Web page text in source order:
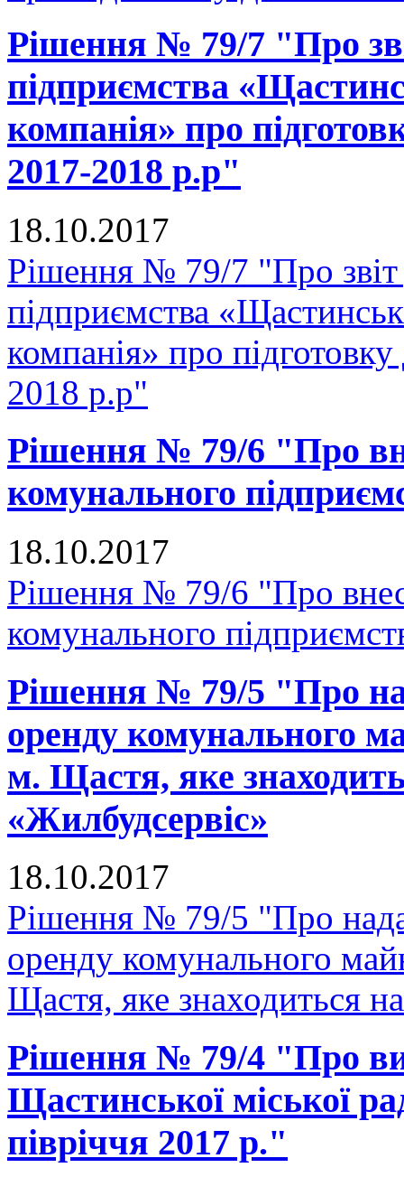
Рішення № 79/7 "Про
підприємства
компанія» про
2017-2018 р.р"
18.10.2017
Рішення № 79/7 "Про звіт
підприємства
компанія» про
2018 р.р"
Рішення № 79/6 "Про
комунального
18.10.2017
Рішення № 79/6 "Про
комунального
Рішення № 79/5 "Про
оренду комунального
м. Щастя, яке
«Жилбудсервіс»
18.10.2017
Рішення № 79/5 "Про
оренду комунального
Щастя, яке знаходиться
Рішення № 79/4 "Про
Щастинської міської
півріччя 2017 р."